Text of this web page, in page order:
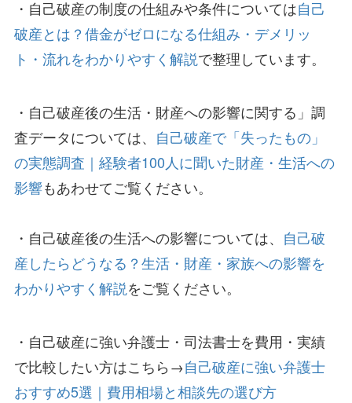
・自己破産の制度の仕組みや条件については自己
破産とは？借金がゼロになる仕組み・デメリッ
ト・流れをわかりやすく解説で整理しています。
・自己破産後の生活・財産への影響に関する」調
査データについては、 自己破産で「失ったもの」
の実態調査｜経験者100人に聞いた財産・生活への
影響もあわせてご覧ください。
・自己破産後の生活への影響については、 自己破
産したらどうなる？生活・財産・家族への影響を
わかりやすく解説をご覧ください。
・自己破産に強い弁護士・司法書士を費用・実績
で比較したい方はこちら→自己破産に強い弁護士
おすすめ5選｜費用相場と相談先の選び方